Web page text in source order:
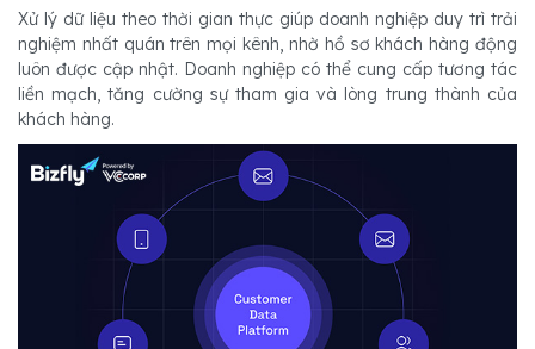
Xử lý dữ liệu theo thời gian thực giúp doanh nghiệp duy trì trải
nghiệm nhất quán trên mọi kênh, nhờ hồ sơ khách hàng động
luôn được cập nhật. Doanh nghiệp có thể cung cấp tương tác
liền mạch, tăng cường sự tham gia và lòng trung thành của
khách hàng.